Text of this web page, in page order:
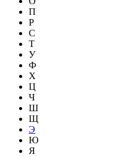
П
Р
С
Т
У
Ф
Х
Ц
Ч
Ш
Щ
Э
Ю
Я